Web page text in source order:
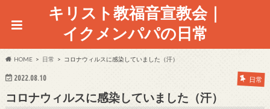
キリスト教福音宣教会｜
イクメンパパの日常
HOME 日常 コロナウィルスに感染していました（汗）
2022.08.10 日常
コロナウィルスに感染していました（汗）